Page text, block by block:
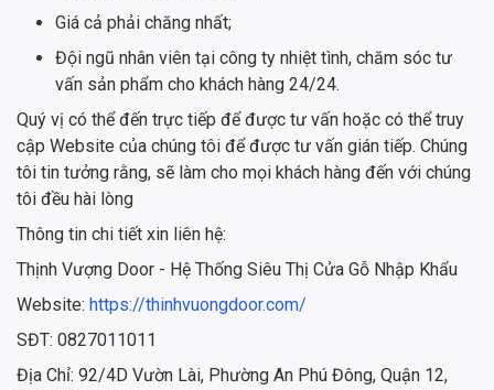
Giá cả phải chăng nhất;
Đội ngũ nhân viên tại công ty nhiệt tình, chăm sóc tư
vấn sản phẩm cho khách hàng 24/24.
Quý vị có thể đến trực tiếp để được tư vấn hoặc có thể truy
cập Website của chúng tôi để được tư vấn gián tiếp. Chúng
tôi tin tưởng rằng, sẽ làm cho mọi khách hàng đến với chúng
tôi đều hài lòng
Thông tin chi tiết xin liên hệ:
Thịnh Vượng Door - Hệ Thống Siêu Thị Cửa Gỗ Nhập Khẩu
Website: https://thinhvuongdoor.com/
SĐT: 0827011011
Địa Chỉ: 92/4D Vườn Lài, Phường An Phú Đông, Quận 12,